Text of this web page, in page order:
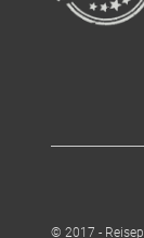
© 2017 -